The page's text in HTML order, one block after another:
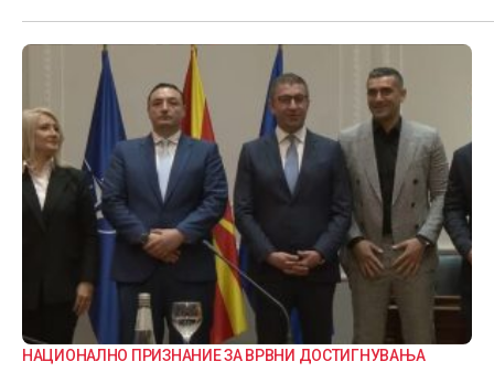
НАЦИОНАЛНО ПРИЗНАНИЕ ЗА ВРВНИ ДОСТИГНУВАЊА